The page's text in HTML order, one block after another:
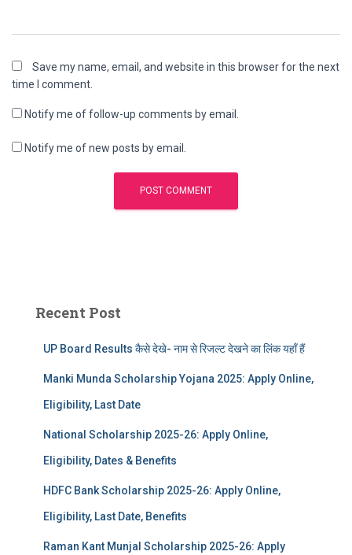
Save my name, email, and website in this browser for the next
time I comment.
Notify me of follow-up comments by email.
Notify me of new posts by email.
Recent Post
UP Board Results कैसे देखे- नाम से रिजल्ट देखने का लिंक यहाँ हैं
Manki Munda Scholarship Yojana 2025: Apply Online,
Eligibility, Last Date
National Scholarship 2025-26: Apply Online,
Eligibility, Dates & Benefits
HDFC Bank Scholarship 2025-26: Apply Online,
Eligibility, Last Date, Benefits
Raman Kant Munjal Scholarship 2025-26: Apply